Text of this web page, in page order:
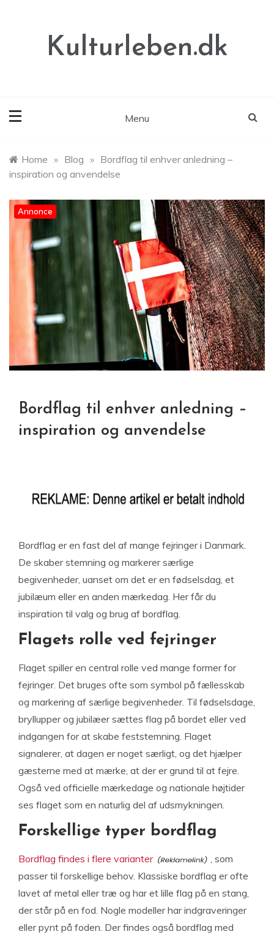
Kulturleben.dk
Menu
Home » Blog » Bordflag til enhver anledning –
inspiration og anvendelse
Annonce
Bordflag til enhver anledning –
inspiration og anvendelse
Bordflag er en fast del af mange fejringer i Danmark.
De skaber stemning og markerer særlige
begivenheder, uanset om det er en fødselsdag, et
jubilæum eller en anden mærkedag. Her får du
inspiration til valg og brug af bordflag.
Flagets rolle ved fejringer
Flaget spiller en central rolle ved mange former for
fejringer. Det bruges ofte som symbol på fællesskab
og markering af særlige begivenheder. Til fødselsdage,
bryllupper og jubilæer sættes flag på bordet eller ved
indgangen for at skabe feststemning. Flaget
signalerer, at dagen er noget særligt, og det hjælper
gæsterne med at mærke, at der er grund til at fejre.
Også ved officielle mærkedage og nationale højtider
ses flaget som en naturlig del af udsmykningen.
Forskellige typer bordflag
Bordflag findes i flere varianter
, som
passer til forskellige behov. Klassiske bordflag er ofte
lavet af metal eller træ og har et lille flag på en stang,
der står på en fod. Nogle modeller har indgraveringer
eller pynt på foden. Der findes også bordflag med